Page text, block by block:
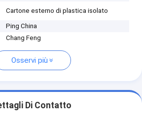
Cartone esterno di plastica isolato
Ping China
Chang Feng
Osservi più
Di Contatto